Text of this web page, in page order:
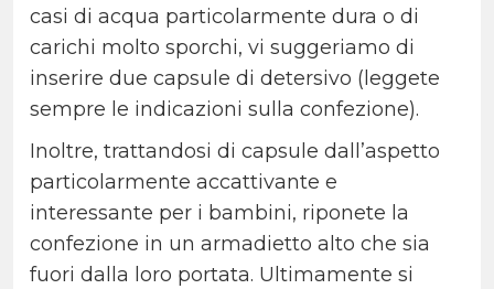
casi di acqua particolarmente dura o di
carichi molto sporchi, vi suggeriamo di
inserire due capsule di detersivo (leggete
sempre le indicazioni sulla confezione).
Inoltre, trattandosi di capsule dall’aspetto
particolarmente accattivante e
interessante per i bambini, riponete la
confezione in un armadietto alto che sia
fuori dalla loro portata. Ultimamente si